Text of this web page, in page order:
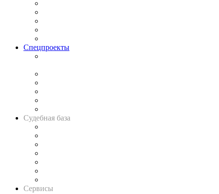
Спецпроекты
Судебная база
Сервисы